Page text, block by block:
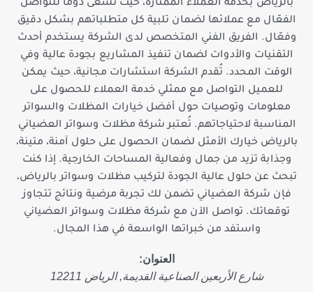
بالرياض بخدمة العملاء الممتازة، حيث تسعى دومًا للتواصل
الفعّال مع عملائها لضمان تلبية كل متطلباتهم بشكل دقيق
وفعّال. الفريق الفني المتخصص لدى الشركة يستخدم أحدث
التقنيات والأدوات لضمان تنفيذ المشاريع بجودة عالية وفي
الوقت المحدد. تُقدم الشركة استشارات مجانية، حيث يمكن
للعميل التواصل مع ممثلي خدمة العملاء للحصول على
معلومات وتوصيات حول أفضل خيارات المظلات والسواتر
المناسبة لاحتياجاتهم. تُعتبر شركة مظلات وسواتر العضياني
بالرياض خيارك الأمثل لضمان الحصول على حلول آمنة، متينة،
وجذابة تزيد من جمال وفعالية المساحات الخارجية. إذا كنت
تبحث عن حلول عالية الجودة لتركيب مظلات وسواتر بالرياض،
فإن شركة العضياني تضمن لك تجربة مرضية ونتائج تتجاوز
توقعاتك. تواصل الآن مع شركة مظلات وسواتر العضياني
واستفد من خبراتها الواسعة في هذا المجال.
العنوان:
شارع الأربعين الصناعية القديمة,الرياض 12211